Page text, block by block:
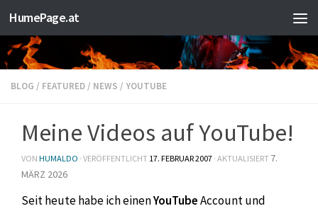
Zum Inhalt springen
HumePage.at
BLOG / FEATURED / NEWS / YOUTUBE
Meine Videos auf YouTube!
VON HUMALDO · VERÖFFENTLICHT 17. FEBRUAR 2007 · AKTUALISIERT 7.
MÄRZ 2026
Seit heute habe ich einenYouTubeAccount und